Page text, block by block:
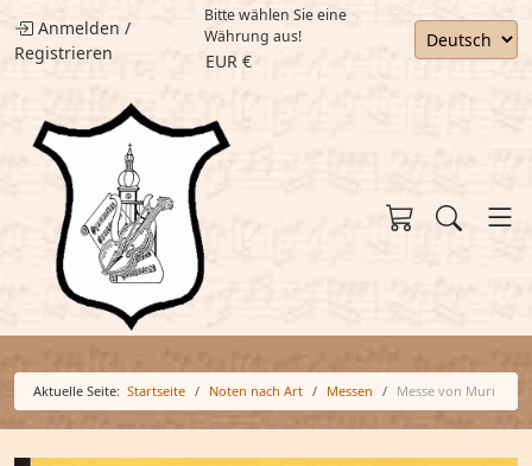
Anmelden /
Registrieren
Bitte wählen Sie eine
Währung aus!
EUR €
Aktuelle Seite: Startseite Noten nach Art Messen Messe von Muri